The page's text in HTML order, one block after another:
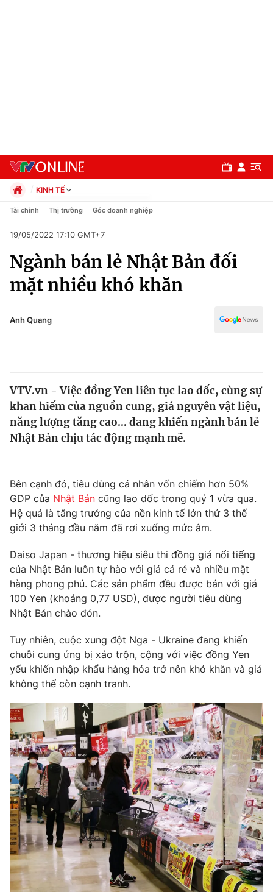
Chuyên mục
Chính trị
Thế giới
Tin tức
Câu chuyện quốc tế
Tài chính
Thị trường
Góc doanh nghiệp
Dữ liệu và đời sống
Truyền hình
Phim VTV
Hậu trường
Nhân vật
Khán giả
Giải sao mai
Giải trí
Điện ảnh
Âm nhạc
Sao
Đời sống
Du lịch
Làm đẹp
Chất lượng cuộc sống
Tuyển sinh
Học trực tuyến
Công nghệ
Hitech Công nghệ tương lai
Sản phẩm
Thị trường
Tư vấn
Giao lưu trực tuyến
Lịch phát sóng
Chuyên mục khác
Emagazine Podcast
Photo Infographic
Video Shorts video
KINH TẾ
Chính trị
Pháp luật
Kinh tế
Thể thao
Truyền hình
Y tế
Tài chính Thị trường Góc doanh nghiệp
19/05/2022 17:10 GMT+7
Ngành bán lẻ Nhật Bản đối
mặt nhiều khó khăn
Anh Quang
VTV.vn - Việc đồng Yen liên tục lao dốc, cùng sự
khan hiếm của nguồn cung, giá nguyên vật liệu,
năng lượng tăng cao… đang khiến ngành bán lẻ
Nhật Bản chịu tác động mạnh mẽ.
Bên cạnh đó, tiêu dùng cá nhân vốn chiếm hơn 50%
GDP của Nhật Bản cũng lao dốc trong quý 1 vừa qua.
Hệ quả là tăng trưởng của nền kinh tế lớn thứ 3 thế
giới 3 tháng đầu năm đã rơi xuống mức âm.
Daiso Japan - thương hiệu siêu thi đồng giá nổi tiếng
của Nhật Bản luôn tự hào với giá cả rẻ và nhiều mặt
hàng phong phú. Các sản phẩm đều được bán với giá
100 Yen (khoảng 0,77 USD), được người tiêu dùng
Nhật Bản chào đón.
Tuy nhiên, cuộc xung đột Nga - Ukraine đang khiến
chuỗi cung ứng bị xáo trộn, cộng với việc đồng Yen
yếu khiến nhập khẩu hàng hóa trở nên khó khăn và giá
không thể còn cạnh tranh.